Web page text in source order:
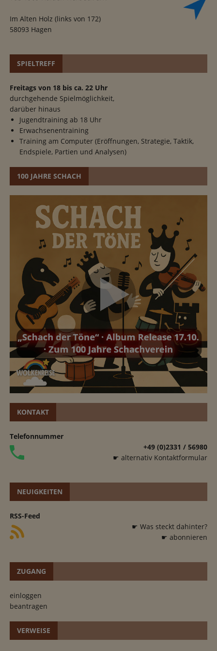
Im Alten Holz (links von 172)
58093 Hagen
SPIELTREFF
Freitags von 18 bis ca. 22 Uhr
durchgehende Spielmöglichkeit,
darüber hinaus
Jugendtraining ab 18 Uhr
Erwachsenentraining
Training am Computer (Eröffnungen, Strategie, Taktik,
Endspiele, Partien und Analysen)
100 JAHRE SCHACH
KONTAKT
Telefonnummer
+49 (0)2331 / 56980
☛ alternativ Kontaktformular
NEUIGKEITEN
RSS-Feed
☛ Was steckt dahinter?
☛ abonnieren
ZUGANG
einloggen
beantragen
VERWEISE